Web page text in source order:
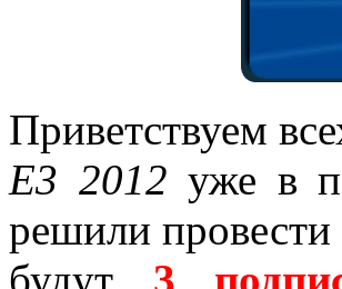
Приветcтвуем
Е3 2012 уже в
решили